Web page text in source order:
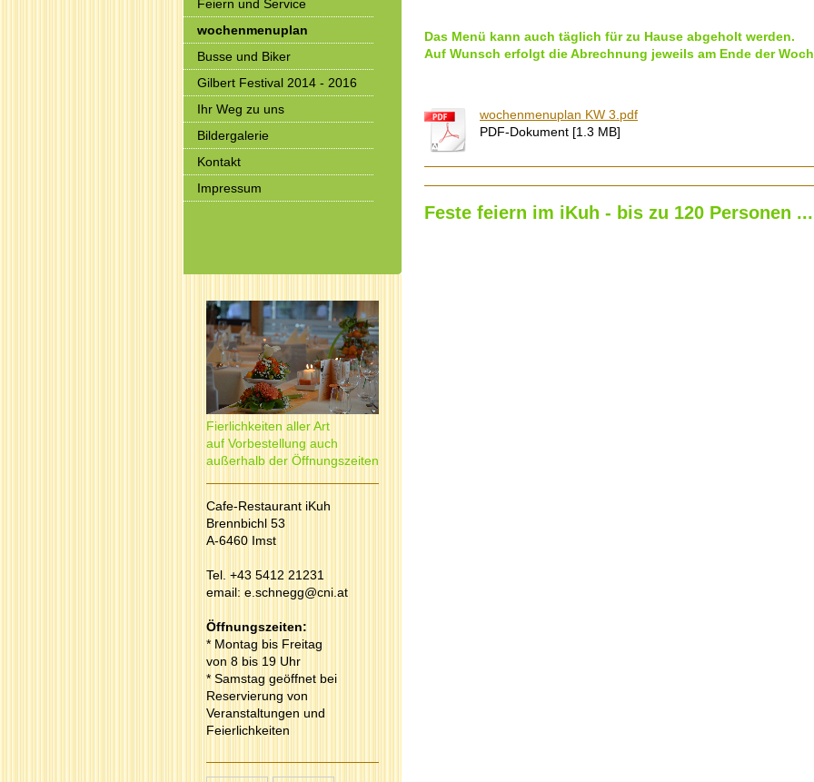
Das Menü kann auch täglich für zu Hause abgeholt werden.
Auf Wunsch erfolgt die Abrechnung jeweils am Ende der
wochenmenuplan KW 3.pdf
PDF-Dokument [1.3 MB]
Feste feiern im iKuh - bis zu 120 Personen
Feiern und Service
wochenmenuplan
Busse und Biker
Gilbert Festival 2014 - 2016
Ihr Weg zu uns
Bildergalerie
Kontakt
Impressum
Fierlichkeiten aller Art
auf Vorbestellung auch
außerhalb der Öffnungszeiten
Cafe-Restaurant iKuh
Brennbichl 53
A-6460 Imst
Tel. +43 5412 21231
email: e.schnegg@cni.at
Öffnungszeiten:
* Montag bis Freitag
von 8 bis 19 Uhr
* Samstag geöffnet bei
Reservierung von
Veranstaltungen und
Feierlichkeiten